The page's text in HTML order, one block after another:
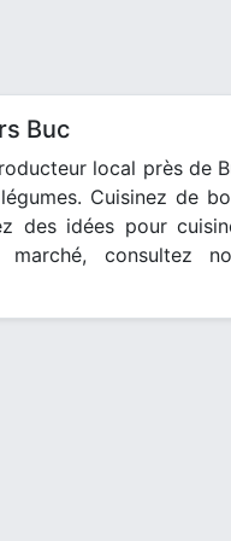
Buc
local près de
Cuisinez de
des idées pour
marché, consultez